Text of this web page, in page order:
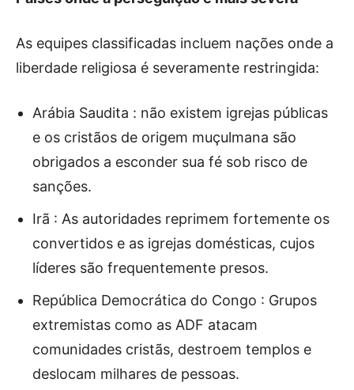
As equipes classificadas incluem nações onde a
liberdade religiosa é severamente restringida:
Arábia Saudita : não existem igrejas públicas
e os cristãos de origem muçulmana são
obrigados a esconder sua fé sob risco de
sanções.
Irã : As autoridades reprimem fortemente os
convertidos e as igrejas domésticas, cujos
líderes são frequentemente presos.
República Democrática do Congo : Grupos
extremistas como as ADF atacam
comunidades cristãs, destroem templos e
deslocam milhares de pessoas.